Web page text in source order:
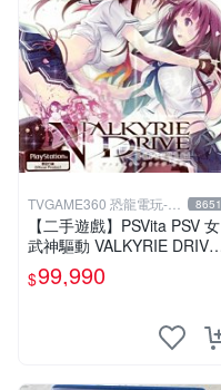
TVGAME360 恐龍電玩-台
中店
8651
【二手遊戲】PSVita PSV 女
武神驅動 VALKYRIE DRIVE
日文版【台中恐龍電玩】
$99,990